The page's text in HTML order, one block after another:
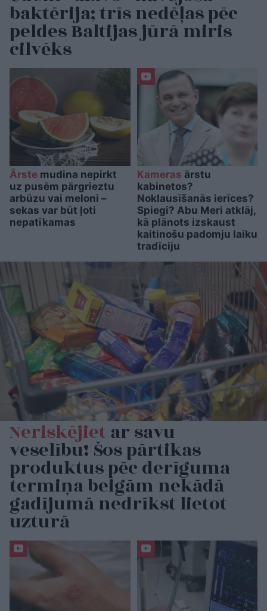
baktērija; trīs nedēļas pēc
peldes Baltijas jūrā miris
cilvēks
Ārste mudina nepirkt
uz pusēm pārgrieztu
arbūzu vai meloni –
sekas var būt ļoti
nepatīkamas
Kameras ārstu
kabinetos?
Noklausīšanās ierīces?
Spiegi? Abu Meri atklāj,
kā plānots izskaust
kaitinošu padomju laiku
tradīciju
Neriskējietar savu
veselību! Šos pārtikas
produktus pēc derīguma
termiņa beigām nekādā
gadījumā nedrīkst lietot
uzturā